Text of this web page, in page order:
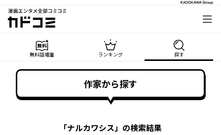
漫画エンタメ全部コミコミ
カドコミ
無料話増量 ランキング 探す
作家から探す
「ナルカワシス」の検索結果